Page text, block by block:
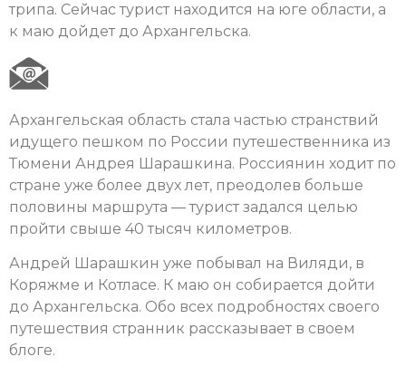
трипа. Сейчас турист находится на юге области, а
к маю дойдет до Архангельска.
Архангельская область стала частью странствий
идущего пешком по России путешественника из
Тюмени Андрея Шарашкина. Россиянин ходит по
стране уже более двух лет, преодолев больше
половины маршрута — турист задался целью
пройти свыше 40 тысяч километров.
Андрей Шарашкин уже побывал на Виляди, в
Коряжме и Котласе. К маю он собирается дойти
до Архангельска. Обо всех подробностях своего
путешествия странник рассказывает в своем
блоге.